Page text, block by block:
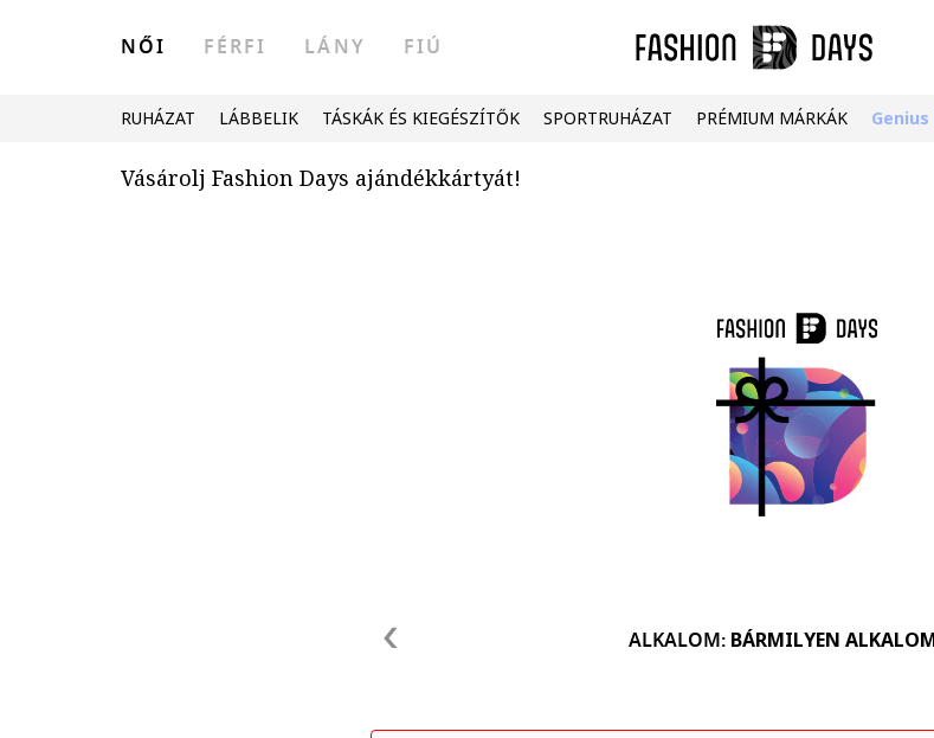
NŐI FÉRFI LÁNY FIÚ
RUHÁZAT LÁBBELIK TÁSKÁK ÉS KIEGÉSZÍTŐK SPORTRUHÁZAT PRÉMIUM MÁRKÁK Genius
Vásárolj Fashion Days ajándékkártyát!
ALKALOM: BÁRMILYEN